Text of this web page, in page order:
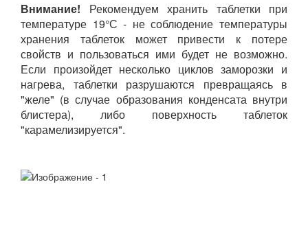
Внимание! Рекомендуем хранить таблетки при
температуре 19°С - не соблюдение температуры
хранения таблеток может привести к потере
свойств и пользоваться ими будет не возможно.
Если произойдет несколько циклов заморозки и
нагрева, таблетки разрушаются превращаясь в
"желе" (в случае образования конденсата внутри
блистера), либо поверхность таблеток
"карамелизируется".